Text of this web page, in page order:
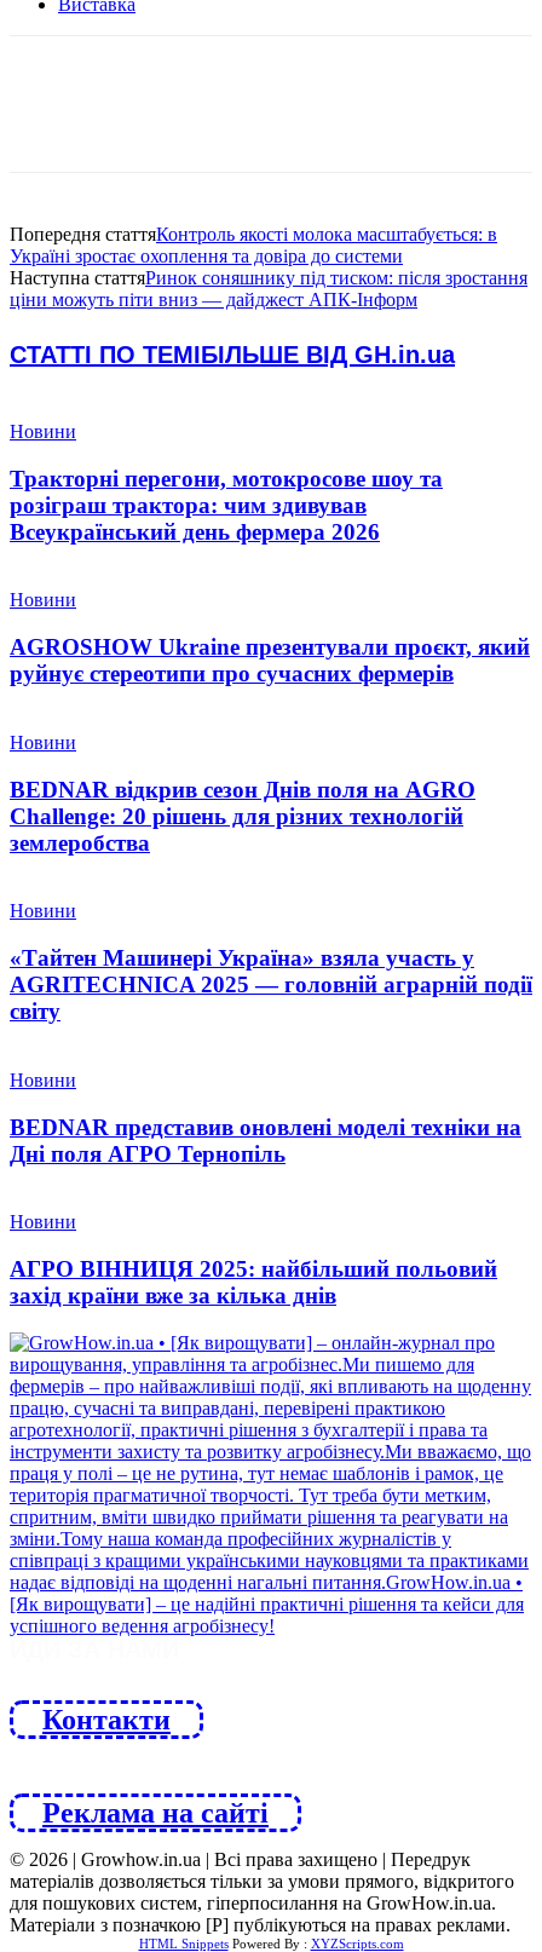
Попередня статтяКонтроль якості молока масштабується: в
Україні зростає охоплення та довіра до системи
Наступна статтяРинок соняшнику під тиском: після зростання
ціни можуть піти вниз — дайджест АПК-Інформ
СТАТТІ ПО ТЕМІБІЛЬШЕ ВІД GH.in.ua
Новини
Тракторні перегони, мотокросове шоу та
розіграш трактора: чим здивував
Всеукраїнський день фермера 2026
Новини
AGROSHOW Ukraine презентували проєкт, який
руйнує стереотипи про сучасних фермерів
Новини
BEDNAR відкрив сезон Днів поля на AGRO
Challenge: 20 рішень для різних технологій
землеробства
Новини
«Тайтен Машинері Україна» взяла участь у
AGRITECHNICA 2025 — головній аграрній події
світу
Новини
BEDNAR представив оновлені моделі техніки на
Дні поля АГРО Тернопіль
Новини
АГРО ВІННИЦЯ 2025: найбільший польовий
захід країни вже за кілька днів
Контакти
Реклама на сайті
© 2026 | Growhow.in.ua | Всі права захищено | Передрук
матеріалів дозволяється тільки за умови прямого, відкритого
для пошукових систем, гіперпосилання на GrowHow.in.ua.
Матеріали з позначкою [Р] публікуються на правах реклами.
HTML SnippetsPowered By : XYZScripts.com